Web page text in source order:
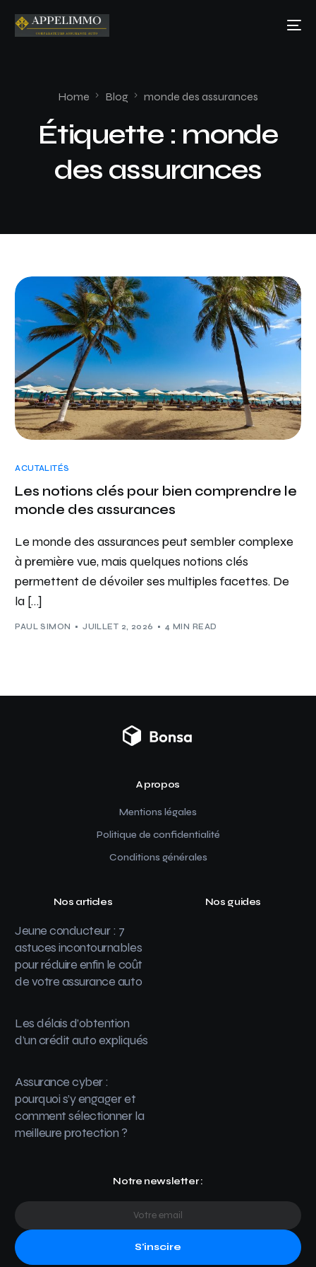
Home Blog monde des assurances
Étiquette : monde
des assurances
ACUTALITÉS
Les notions clés pour bien comprendre le
monde des assurances
Le monde des assurances peut sembler complexe
à première vue, mais quelques notions clés
permettent de dévoiler ses multiples facettes. De
la […]
PAUL SIMON JUILLET 2, 2026 4 MIN READ
A propos
Mentions légales
Politique de confidentialité
Conditions générales
Nos articles
Jeune conducteur : 7
astuces incontournables
pour réduire enfin le coût
de votre assurance auto
Les délais d’obtention
d’un crédit auto expliqués
Assurance cyber :
pourquoi s’y engager et
comment sélectionner la
meilleure protection ?
Nos guides
Notre newsletter :
S'inscire